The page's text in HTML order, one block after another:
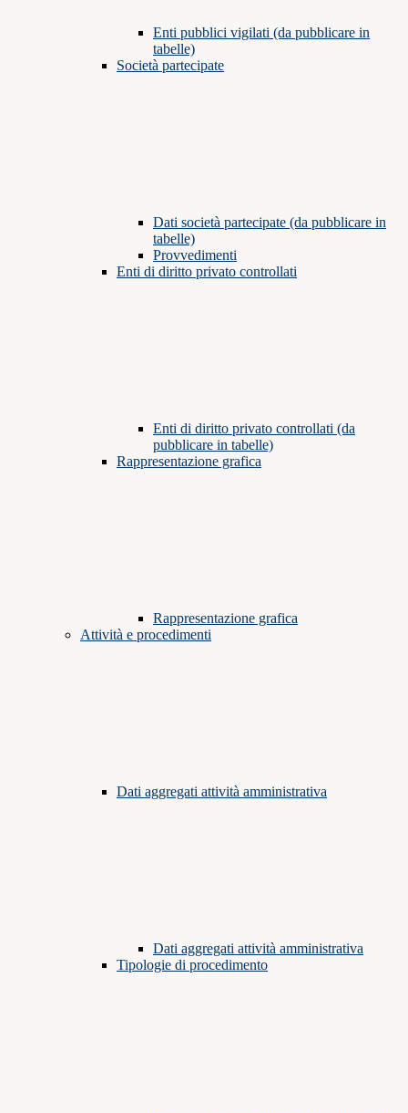
Enti pubblici vigilati (da pubblicare in
tabelle)
Società partecipate
Dati società partecipate (da pubblicare in
tabelle)
Provvedimenti
Enti di diritto privato controllati
Enti di diritto privato controllati (da
pubblicare in tabelle)
Rappresentazione grafica
Rappresentazione grafica
Attività e procedimenti
Dati aggregati attività amministrativa
Dati aggregati attività amministrativa
Tipologie di procedimento